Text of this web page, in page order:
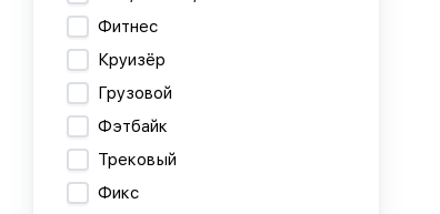
Фитнес
Круизёр
Грузовой
Фэтбайк
Трековый
Фикс